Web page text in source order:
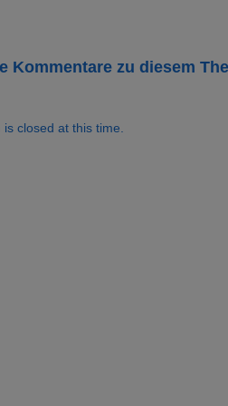
Kommentare zu diesem
closed at this time.